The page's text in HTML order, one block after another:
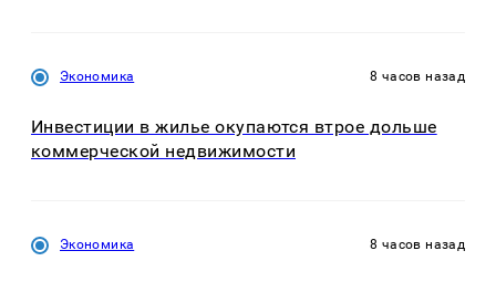
Экономика 8 часов назад
Инвестиции в жилье окупаются втрое дольше
коммерческой недвижимости
Экономика 8 часов назад